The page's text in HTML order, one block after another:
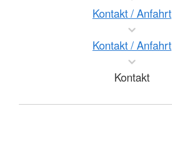
Kontakt / Anfahrt
Kontakt / Anfahrt
Kontakt